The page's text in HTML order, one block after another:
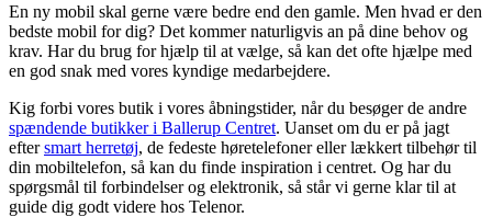
En ny mobil skal gerne være bedre end den gamle. Men hvad er den
bedste mobil for dig? Det kommer naturligvis an på dine behov og
krav. Har du brug for hjælp til at vælge, så kan det ofte hjælpe med
en god snak med vores kyndige medarbejdere.
Kig forbi vores butik i vores åbningstider, når du besøger de andre
spændende butikker i Ballerup Centret. Uanset om du er på jagt
eftersmart herretøj, de fedeste høretelefoner eller lækkert tilbehør til
din mobiltelefon, så kan du finde inspiration i centret. Og har du
spørgsmål til forbindelser og elektronik, så står vi gerne klar til at
guide dig godt videre hos Telenor.